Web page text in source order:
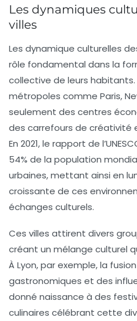
Les dynamiques
villes
Les dynamique culturelles
rôle fondamental dans la
collective de leurs habitants.
métropoles comme Paris,
seulement des centres
des carrefours de créativité
En 2021, le rapport de
54% de la population
urbaines, mettant ainsi en
croissante de ces
échanges culturels.
Ces villes attirent divers
créant un mélange culturel
À Lyon, par exemple, la
gastronomiques et des
donné naissance à des
culinaires célébrant cette